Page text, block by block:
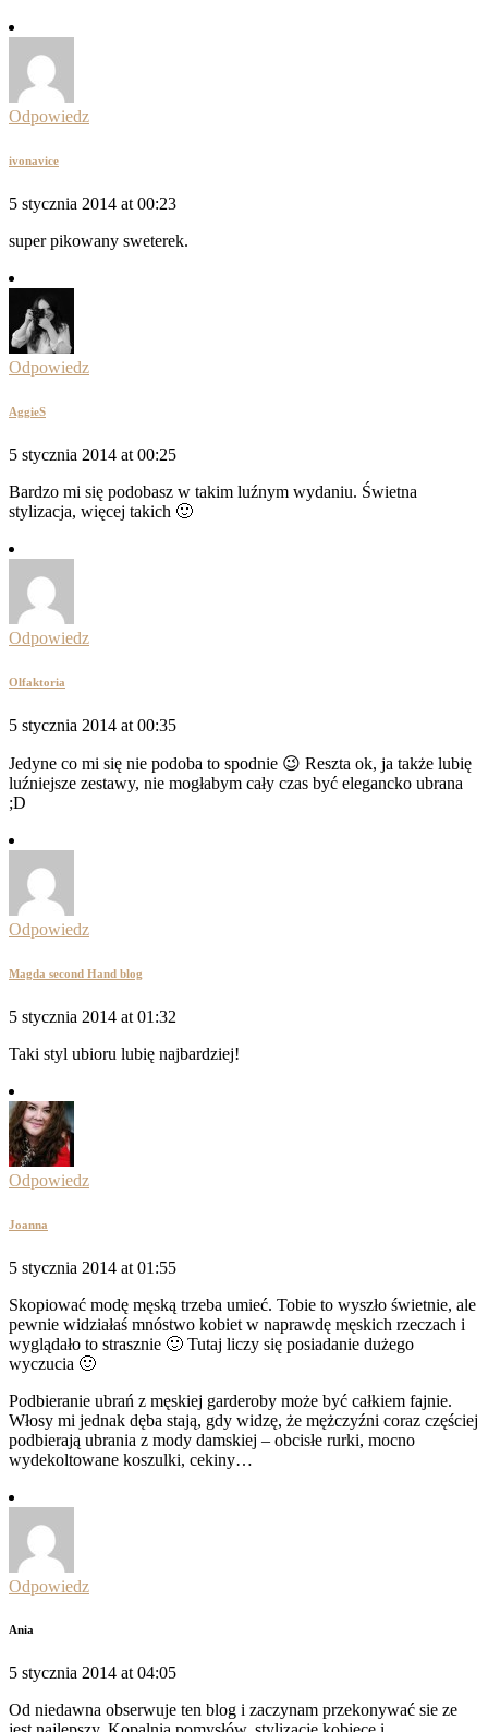
Odpowiedz
ivonavice
5 stycznia 2014 at 00:23
super pikowany sweterek.
Odpowiedz
AggieS
5 stycznia 2014 at 00:25
Bardzo mi się podobasz w takim luźnym wydaniu. Świetna
stylizacja, więcej takich 🙂
Odpowiedz
Olfaktoria
5 stycznia 2014 at 00:35
Jedyne co mi się nie podoba to spodnie 😉 Reszta ok, ja także lubię
luźniejsze zestawy, nie mogłabym cały czas być elegancko ubrana
;D
Odpowiedz
Magda second Hand blog
5 stycznia 2014 at 01:32
Taki styl ubioru lubię najbardziej!
Odpowiedz
Joanna
5 stycznia 2014 at 01:55
Skopiować modę męską trzeba umieć. Tobie to wyszło świetnie, ale
pewnie widziałaś mnóstwo kobiet w naprawdę męskich rzeczach i
wyglądało to strasznie 🙂 Tutaj liczy się posiadanie dużego
wyczucia 🙂
Podbieranie ubrań z męskiej garderoby może być całkiem fajnie.
Włosy mi jednak dęba stają, gdy widzę, że mężczyźni coraz częściej
podbierają ubrania z mody damskiej – obcisłe rurki, mocno
wydekoltowane koszulki, cekiny…
Odpowiedz
Ania
5 stycznia 2014 at 04:05
Od niedawna obserwuje ten blog i zaczynam przekonywać sie ze